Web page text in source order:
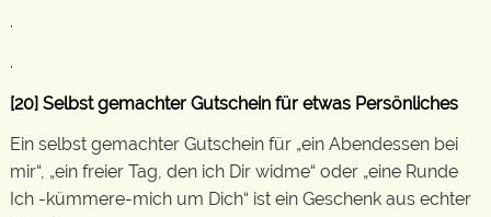
.
.
[20] Selbst gemachter Gutschein für etwas Persönliches
Ein selbst gemachter Gutschein für „ein Abendessen bei
mir“, „ein freier Tag, den ich Dir widme“ oder „eine Runde
Ich -kümmere-mich um Dich“ ist ein Geschenk aus echter